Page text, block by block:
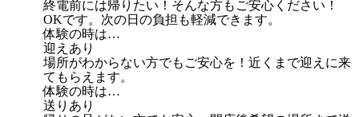
終電前には帰りたい！そんな方もご安心ください！
OKです。次の日の負担も軽減できます。
体験の時は…
迎えあり
場所がわからない方でもご安心を！近くまで迎えに来
てもらえます。
体験の時は…
送りあり